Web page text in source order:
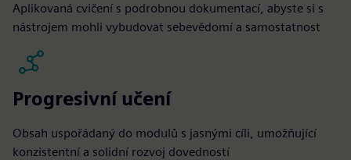
Aplikovaná cvičení s podrobnou dokumentací, abyste si s
nástrojem mohli vybudovat sebevědomí a samostatnost
Progresivní učení
Obsah uspořádaný do modulů s jasnými cíli, umožňující
konzistentní a solidní rozvoj dovedností